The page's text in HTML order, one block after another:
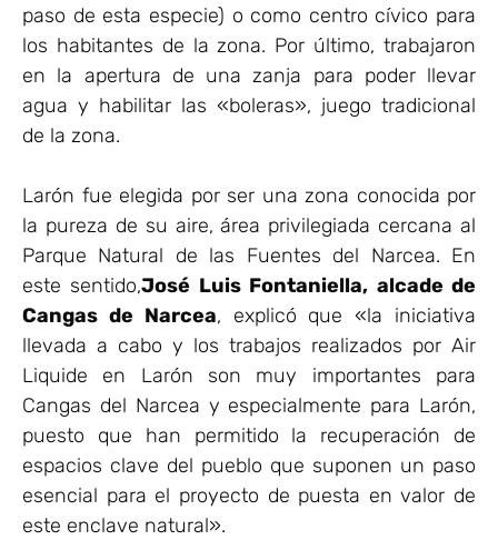
paso de esta especie) o como centro cívico para
los habitantes de la zona. Por último, trabajaron
en la apertura de una zanja para poder llevar
agua y habilitar las «boleras», juego tradicional
de la zona.
Larón fue elegida por ser una zona conocida por
la pureza de su aire, área privilegiada cercana al
Parque Natural de las Fuentes del Narcea. En
este sentido,José Luis Fontaniella, alcade de
Cangas de Narcea, explicó que «la iniciativa
llevada a cabo y los trabajos realizados por Air
Liquide en Larón son muy importantes para
Cangas del Narcea y especialmente para Larón,
puesto que han permitido la recuperación de
espacios clave del pueblo que suponen un paso
esencial para el proyecto de puesta en valor de
este enclave natural».